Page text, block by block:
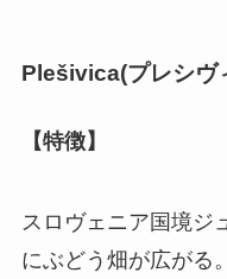
Plešivica(プレシヴ
【特徴】
スロヴェニア国境ジ
にぶどう畑が広がる。